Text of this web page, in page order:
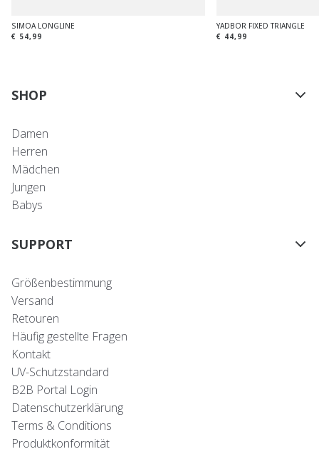
SIMOA LONGLINE
€ 54,99
YADBOR FIXED TRIANGLE
€ 44,99
SHOP
Damen
Herren
Mädchen
Jungen
Babys
SUPPORT
Größenbestimmung
Versand
Retouren
Häufig gestellte Fragen
Kontakt
UV-Schutzstandard
B2B Portal Login
Datenschutzerklärung
Terms & Conditions
Produktkonformität